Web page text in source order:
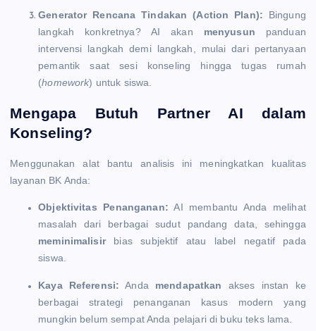
Generator Rencana Tindakan (Action Plan): Bingung
langkah konkretnya? AI akan menyusun panduan
intervensi langkah demi langkah, mulai dari pertanyaan
pemantik saat sesi konseling hingga tugas rumah
(homework) untuk siswa.
Mengapa Butuh Partner AI dalam
Konseling?
Menggunakan alat bantu analisis ini meningkatkan kualitas
layanan BK Anda:
Objektivitas Penanganan: AI membantu Anda melihat
masalah dari berbagai sudut pandang data, sehingga
meminimalisirbias subjektif atau label negatif pada
siswa.
Kaya Referensi: Anda mendapatkan
akses instan ke
berbagai strategi penanganan kasus modern yang
mungkin belum sempat Anda pelajari di buku teks lama.